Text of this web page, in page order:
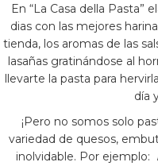
En “La Casa della Pasta”
dias con las mejores
tienda, los aromas de las
lasañas gratinándose al
llevarte la pasta para
día
¡Pero no somos solo
variedad de quesos,
inolvidable. Por ejemplo: